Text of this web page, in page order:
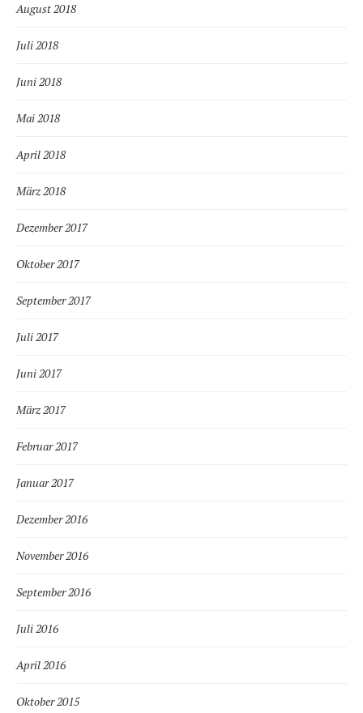
August 2018
Juli 2018
Juni 2018
Mai 2018
April 2018
März 2018
Dezember 2017
Oktober 2017
September 2017
Juli 2017
Juni 2017
März 2017
Februar 2017
Januar 2017
Dezember 2016
November 2016
September 2016
Juli 2016
April 2016
Oktober 2015